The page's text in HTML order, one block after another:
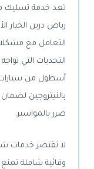
تعد خدمة تسليك
رياض درين الخيار
التعامل مع
التحديات التي
أسطول من
بالنيتروجين
ضرر بالمواسير.
لا تقتصر خدمات
وقائية شاملة تمنع